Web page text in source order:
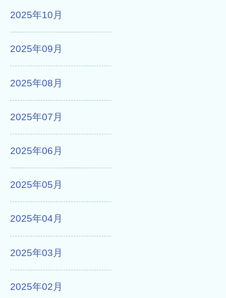
2025年10月
2025年09月
2025年08月
2025年07月
2025年06月
2025年05月
2025年04月
2025年03月
2025年02月